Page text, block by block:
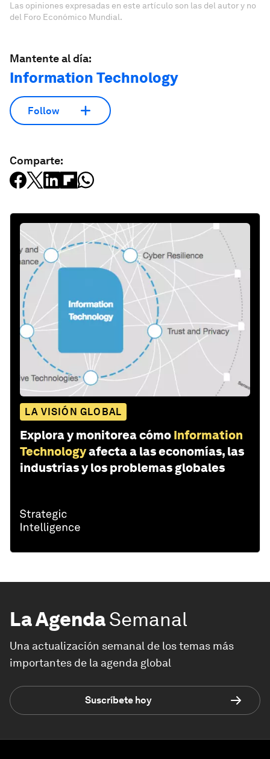
Las opiniones expresadas en este artículo son las del autor y no
del Foro Económico Mundial.
Mantente al día:
Information Technology
Follow
Comparte:
LA VISIÓN GLOBAL
Explora y monitorea cómo Information
Technologyafecta a las economías, las
industrias y los problemas globales
La AgendaSemanal
Una actualización semanal de los temas más
importantes de la agenda global
Suscríbete hoy